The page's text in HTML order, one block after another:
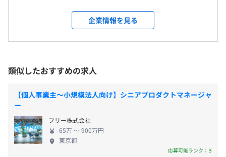
／最大20日）※平均取得13.3日／年
・リフレッシュ休暇（勤続10年、20年：各5日付与）
・出産／育児／介護休暇（※産休・育休の復帰率100％）
◎有休取得奨励日が年間5日以上あります！
なソリューションを提供し、課題をワンストップで
解決している会社です。当社が取り組んでいるエネル
ギー業界では2016年、2017年に電力・ガスの小売自
分野からのエネルギー事業への参入が加速し、市場
が拡大中です。Daigasグループの安定した基盤のも
と挑戦していきたいエンジニアを募集しています。
◆システム開発の上流工程をメインに活躍 エンジニ
アの方には、大手エネルギー会社やそのグループ会
社が運営しているWebシステムの開発プロジェクト
等をご担当いただきます。プログラム開発は、協力会
社へ依頼することが多いです。協力会社との調整や工
企業情報を見る
類似したおすすめの求人
【個人事業主〜小規模法人向け】シニアプロダクトマネージャ
ー
フリー株式会社
65万 〜 900万円
東京都
応募可能ランク：B